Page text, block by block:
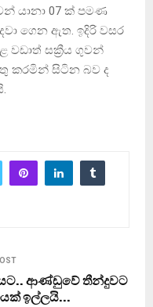
යානා 07 ක් පමණ
ගෙන ඇත. ඉදිරි වසර
වඩාත් සක්‍රීය ගුවන්
කරමින් සිටින බව ද
ආණ්ඩුවේ තීන්දුවට
ඉල්ලයි…